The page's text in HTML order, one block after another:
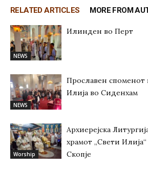
RELATED ARTICLES MORE FROM
NEWS
Илинден во Перт
NEWS
Прославен споменот
Илија во Сиденхам
Worship
Архиерејска
храмот „Свети
Скопје